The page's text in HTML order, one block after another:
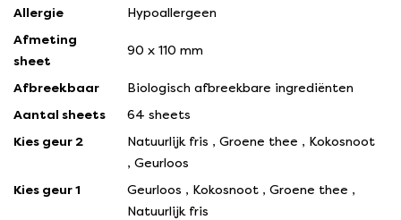
Allergie
Hypoallergeen
Afmeting
sheet
90 x 110 mm
Afbreekbaar
Biologisch afbreekbare ingrediënten
Aantal sheets
64 sheets
Kies geur 2
Natuurlijk fris , Groene thee , Kokosnoot
, Geurloos
Kies geur 1
Geurloos , Kokosnoot , Groene thee ,
Natuurlijk fris